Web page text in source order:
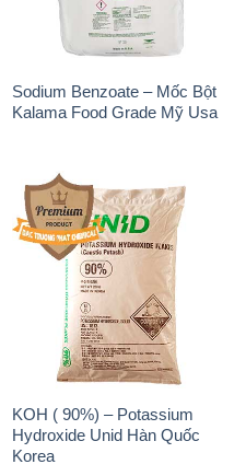
Sodium Benzoate – Mốc Bột
Kalama Food Grade Mỹ Usa
KOH ( 90%) – Potassium
Hydroxide Unid Hàn Quốc
Korea